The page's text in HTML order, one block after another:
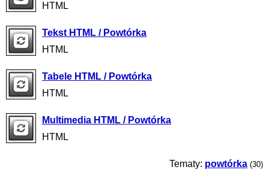
HTML
Tekst HTML / Powtórka
HTML
Tabele HTML / Powtórka
HTML
Multimedia HTML / Powtórka
HTML
Tematy: powtórka (30)